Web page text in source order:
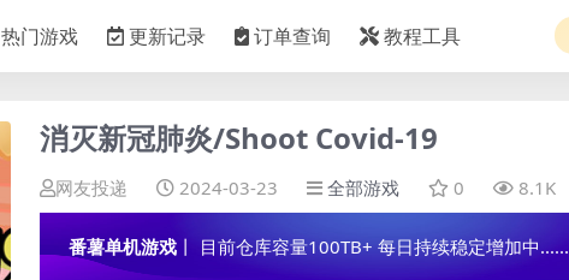
热门游戏 更新记录 订单查询 教程工具
消灭新冠肺炎/Shoot Covid-19
网友投递 2024-03-23 全部游戏 0 8.1K
番薯单机游戏 丨 目前仓库容量100TB+ 每日持续稳定增加中......